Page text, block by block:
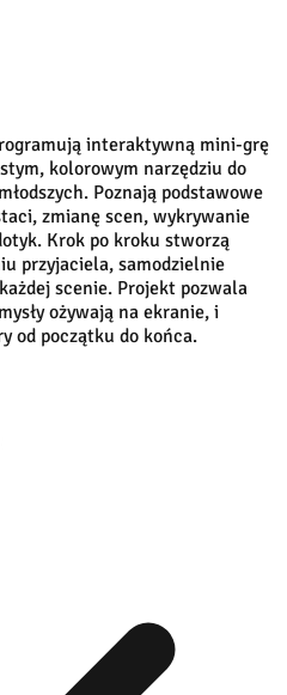
interaktywną mini-grę
kolorowym narzędziu do
Poznają podstawowe
zmianę scen, wykrywanie
Krok po kroku stworzą
przyjaciela, samodzielnie
scenie. Projekt pozwala
ożywają na ekranie, i
od początku do końca.